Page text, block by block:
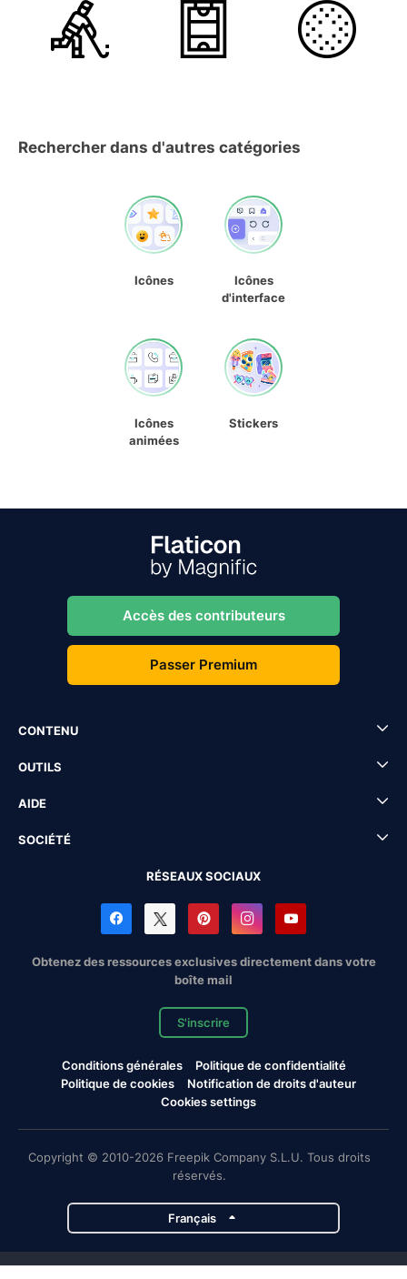
Rechercher dans d'autres catégories
Icônes
Icônes
d'interface
Icônes
animées
Stickers
Accès des contributeurs
Passer Premium
CONTENU
OUTILS
AIDE
SOCIÉTÉ
RÉSEAUX SOCIAUX
Obtenez des ressources exclusives directement dans votre
boîte mail
S'inscrire
Conditions générales
Politique de confidentialité
Politique de cookies
Notification de droits d'auteur
Cookies settings
Copyright © 2010-2026 Freepik Company S.L.U. Tous droits
réservés.
Français